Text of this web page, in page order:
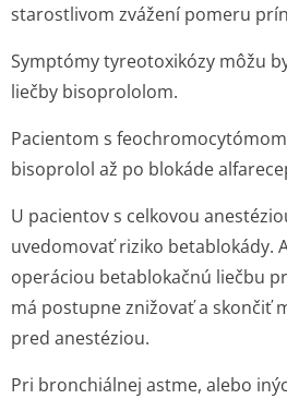
starostlivom zvážení pomeru
Symptómy tyreotoxikózy môžu
liečby bisoprololom.
Pacientom s
bisoprolol až po blokáde
U pacientov s celkovou
uvedomovať riziko betablokády.
operáciou betablokačnú liečbu
má postupne znižovať a skončiť
pred anestéziou.
Pri bronchiálnej astme, alebo